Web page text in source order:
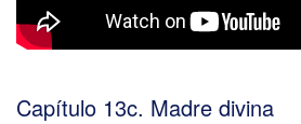
Capítulo 13c. Madre divina